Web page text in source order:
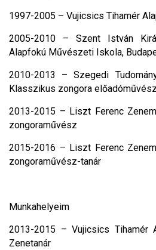
1997-2005 – Vujicsics Tihamér
2005-2010 – Szent István
Alapfokú Művészeti Iskola,
2010-2013 – Szegedi
Klasszikus zongora előadóművész
2013-2015 – Liszt Ferenc
zongoraművész
2015-2016 – Liszt Ferenc
zongoraművész-tanár
Munkahelyeim
2013-2015 – Vujicsics Tihamér
Zenetanár